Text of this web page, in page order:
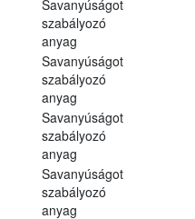
Savanyúságot
szabályozó
anyag
Savanyúságot
szabályozó
anyag
Savanyúságot
szabályozó
anyag
Savanyúságot
szabályozó
anyag